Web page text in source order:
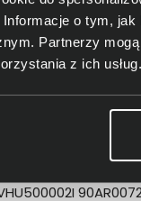
o tym,
Partnerzy
z ich usług.